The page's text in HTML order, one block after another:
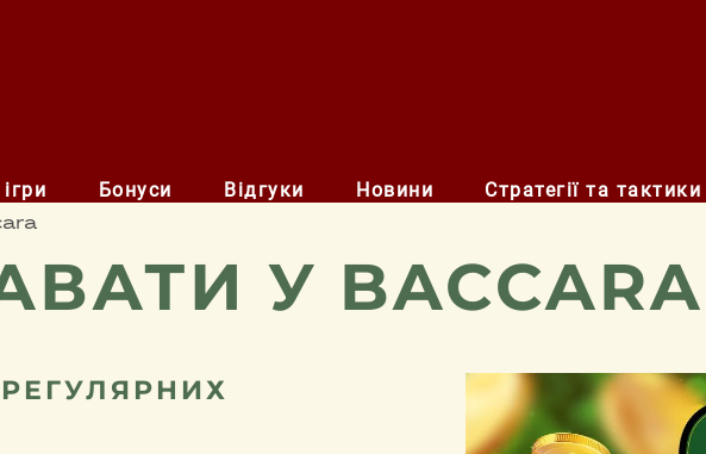
Бонуси Відгуки Новини Стратегії та тактики
У BACCARA